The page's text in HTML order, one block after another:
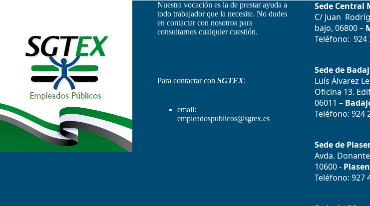
Nuestra vocación es la de prestar ayuda a
todo trabajador que la necesite. No dudes
en contactar con nosotros para
consultarnos cualquier cuestión.
Para contactar con SGTEX:
email:
empleadospublicos@sgtex.es
Sede Central
C/ Juan
bajo, 06800 –
Teléfono: 924
Sede de
Luís Álvarez
Oficina 13.
06011 –
Teléfono: 924
Sede de
Avda.
10600 -
Teléfono: 927